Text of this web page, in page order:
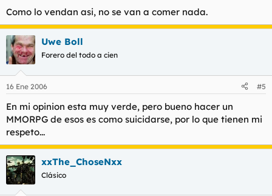
Como lo vendan asi, no se van a comer nada.
Uwe Boll
Forero del todo a cien
16 Ene 2006 #5
En mi opinion esta muy verde, pero bueno hacer un
MMORPG de esos es como suicidarse, por lo que tienen mi
respeto...
xxThe_ChoseNxx
Clásico